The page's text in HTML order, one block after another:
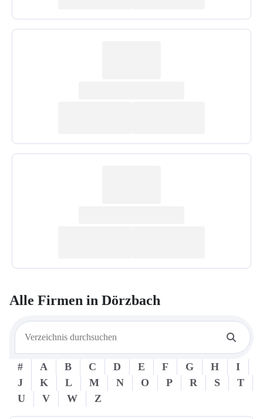
Alle Firmen in Dörzbach
# A B C D E F G H
I
J
K L M N O P R S
T
U
V W Z